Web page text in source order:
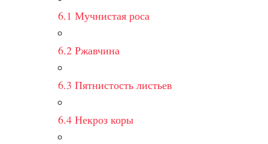
6.1 Мучнистая роса
6.2 Ржавчина
6.3 Пятнистость листьев
6.4 Некроз коры